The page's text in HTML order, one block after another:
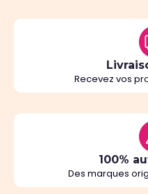
Recevez vos
100%
Des marques